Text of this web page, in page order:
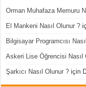
Orman Muhafaza Memuru
El Mankeni Nasıl Olunur ?
Bilgisayar Programcısı
Askeri Lise Öğrencisi Nasıl
Şarkıcı Nasıl Olunur ? için